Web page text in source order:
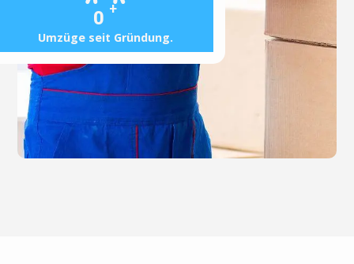
0 +
Umzüge seit Gründung.